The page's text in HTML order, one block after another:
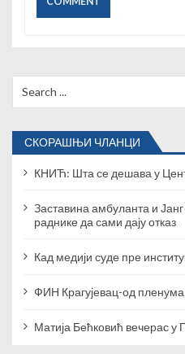
for:
СКОРАШЊИ ЧЛАНЦИ
КНИЋ: Шта се дешава у
Заставина амбуланта и
раднике да сами дају отказ
Кад медији суде пре
ФИН Крагујевац-од
Матија Бећковић вечерас у